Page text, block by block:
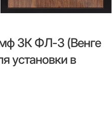
3К ФЛ-3 (Венге
установки в